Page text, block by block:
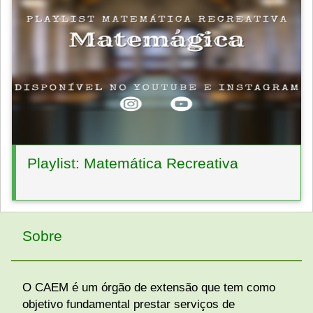
Playlist: Matemática Recreativa
Sobre
O CAEM é um órgão de extensão que tem como
objetivo fundamental prestar serviços de